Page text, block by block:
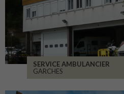
SERVICE AMBULANCIER
GARCHES